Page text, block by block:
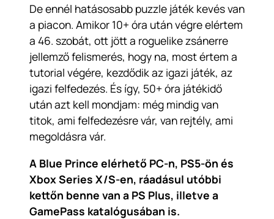
De ennél hatásosabb puzzle játék kevés van
a piacon. Amikor 10+ óra után végre elértem
a 46. szobát, ott jött a roguelike zsánerre
jellemző felismerés, hogy na, most értem a
tutorial végére, kezdődik az igazi játék, az
igazi felfedezés. És így, 50+ óra játékidő
után azt kell mondjam: még mindig van
titok, ami felfedezésre vár, van rejtély, ami
megoldásra vár.
A Blue Prince elérhető PC-n, PS5-ön és
Xbox Series X/S-en, ráadásul utóbbi
kettőn benne van a PS Plus, illetve a
GamePass katalógusában is.